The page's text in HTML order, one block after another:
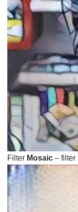
Filter Mosaic – filter